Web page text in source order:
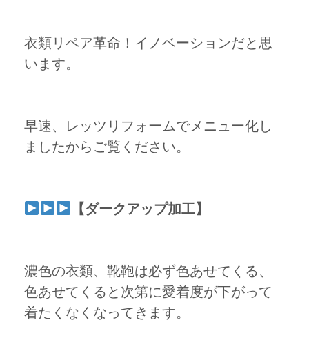
衣類リペア革命！イノベーションだと思
います。
早速、レッツリフォームでメニュー化し
ましたからご覧ください。
【ダークアップ加工】
濃色の衣類、靴鞄は必ず色あせてくる、
色あせてくると次第に愛着度が下がって
着たくなくなってきます。